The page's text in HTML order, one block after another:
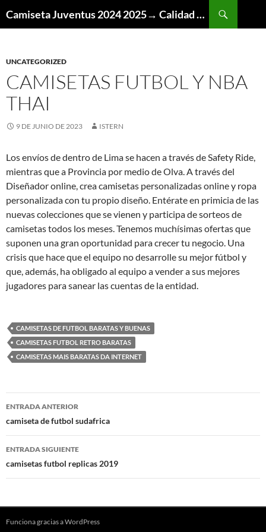
Camiseta Juventus 2024 2025→ Calidad Thai AAA
UNCATEGORIZED
CAMISETAS FUTBOL Y NBA
THAI
9 DE JUNIO DE 2023 ISTERN
Los envíos de dentro de Lima se hacen a través de Safety Ride,
mientras que a Provincia por medio de Olva. A través del
Diseñador online, crea camisetas personalizadas online y ropa
personalizada con tu propio diseño. Entérate en primicia de las
nuevas colecciones que se vienen y participa de sorteos de
camisetas todos los meses. Tenemos muchísimas ofertas que
suponen una gran oportunidad para crecer tu negocio. Una
crisis que hace que el equipo no desarrolle su mejor fútbol y
que, además, ha obligado al equipo a vender a sus mejores
jugadores para sanear las cuentas de la entidad.
CAMISETAS DE FUTBOL BARATAS Y BUENAS
CAMISETAS FUTBOL RETRO BARATAS
CAMISETAS MAIS BARATAS DA INTERNET
Navegación
de
entradas
ENTRADA ANTERIOR
camiseta de futbol sudafrica
ENTRADA SIGUIENTE
camisetas futbol replicas 2019
Funciona gracias a WordPress